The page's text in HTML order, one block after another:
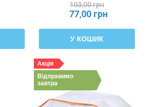
103,00 грн
77,00 грн
У КОШИК
Акція
Відправимо
завтра